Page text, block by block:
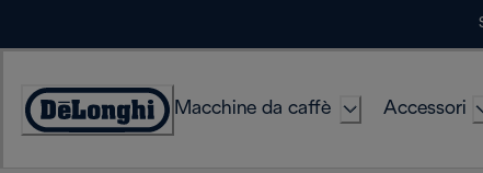
Accessibility
Macchine da caffè Accessori